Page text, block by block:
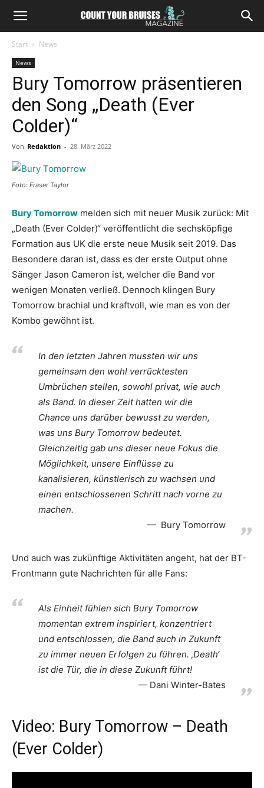
Start News
News
Bury Tomorrow präsentieren
den Song „Death (Ever
Colder)“
Von Redaktion - 28. März 2022
Foto: Fraser Taylor
Bury Tomorrow melden sich mit neuer Musik zurück: Mit
„Death (Ever Colder)“ veröffentlicht die sechsköpfige
Formation aus UK die erste neue Musik seit 2019. Das
Besondere daran ist, dass es der erste Output ohne
Sänger Jason Cameron ist, welcher die Band vor
wenigen Monaten verließ. Dennoch klingen Bury
Tomorrow brachial und kraftvoll, wie man es von der
Kombo gewöhnt ist.
In den letzten Jahren mussten wir uns
gemeinsam den wohl verrücktesten
Umbrüchen stellen, sowohl privat, wie auch
als Band. In dieser Zeit hatten wir die
Chance uns darüber bewusst zu werden,
was uns Bury Tomorrow bedeutet.
Gleichzeitig gab uns dieser neue Fokus die
Möglichkeit, unsere Einflüsse zu
kanalisieren, künstlerisch zu wachsen und
einen entschlossenen Schritt nach vorne zu
machen.
Bury Tomorrow
Und auch was zukünftige Aktivitäten angeht, hat der BT-
Frontmann gute Nachrichten für alle Fans:
Als Einheit fühlen sich Bury Tomorrow
momentan extrem inspiriert, konzentriert
und entschlossen, die Band auch in Zukunft
zu immer neuen Erfolgen zu führen. ‚Death‘
ist die Tür, die in diese Zukunft führt!
Dani Winter-Bates
Video: Bury Tomorrow – Death
(Ever Colder)